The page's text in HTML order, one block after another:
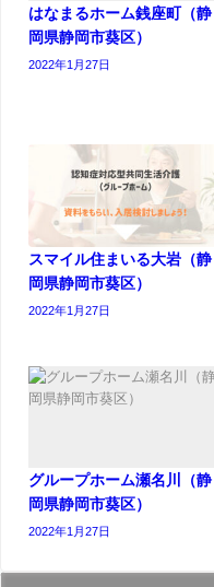
はなまるホーム銭座町（静
岡県静岡市葵区）
2022年1月27日
スマイル住まいる大岩（静
岡県静岡市葵区）
2022年1月27日
グループホーム瀬名川（静
岡県静岡市葵区）
2022年1月27日